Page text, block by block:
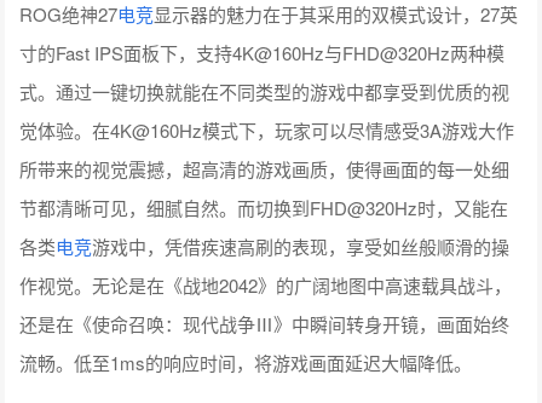
ROG绝神27电竞显示器的魅力在于其采用的双模式设计，27英
寸的Fast IPS面板下，支持4K@160Hz与FHD@320Hz两种模
式。通过一键切换就能在不同类型的游戏中都享受到优质的视
觉体验。在4K@160Hz模式下，玩家可以尽情感受3A游戏大作
所带来的视觉震撼，超高清的游戏画质，使得画面的每一处细
节都清晰可见，细腻自然。而切换到FHD@320Hz时，又能在
各类电竞游戏中，凭借疾速高刷的表现，享受如丝般顺滑的操
作视觉。无论是在《战地2042》的广阔地图中高速载具战斗，
还是在《使命召唤：现代战争Ⅲ》中瞬间转身开镜，画面始终
流畅。低至1ms的响应时间，将游戏画面延迟大幅降低。